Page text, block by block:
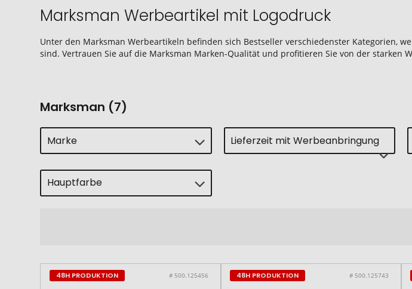
Marksman Werbeartikel mit Logodruck
Unter den Marksman Werbeartikeln befinden sich Bestseller verschiedenster Kategorien,
sind. Vertrauen Sie auf die Marksman Marken-Qualität und profitieren Sie von der starken
Marksman (7)
Marke Lieferzeit mit Werbeanbringung
Hauptfarbe
48H PRODUKTION # 500.125456 48H PRODUKTION # 500.125743